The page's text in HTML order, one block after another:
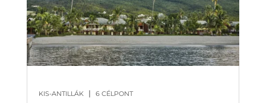
KIS-ANTILLÁK | 6 CÉLPONT